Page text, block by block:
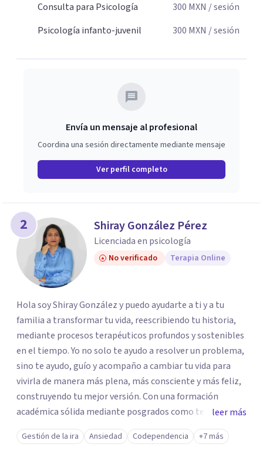
Consulta para Psicología
300 MXN / sesión
Psicología infanto-juvenil
300 MXN / sesión
Envía un mensaje al profesional
Coordina una sesión directamente mediante mensaje
Ver perfil completo
2 Shiray González Pérez
Licenciada en psicología
No verificado Terapia Online
Hola soy Shiray González y puedo ayudarte a ti y a tu
familia a transformar tu vida, reescribiendo tu historia,
mediante procesos terapéuticos profundos y sostenibles
en el tiempo. Yo no solo te ayudo a resolver un problema,
sino te ayudo, guío y acompaño a cambiar tu vida para
vivirla de manera más plena, más consciente y más feliz,
construyendo tu mejor versión. Con una formación
académica sólida mediante posgrados como terapeuta
breve, familiar e infantil, así como con respaldo
profesional y experiencia clínica de más de 26 años y
leer más
Gestión de la ira Ansiedad Codependencia +7 más